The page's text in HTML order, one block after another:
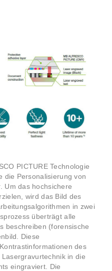
PICTURE Technologie
die Personalisierung von
Um das hochsichere
wird das Bild des
in zwei
überträgt alle
beschreiben (forensische
Diese
des
in die
eingraviert. Die